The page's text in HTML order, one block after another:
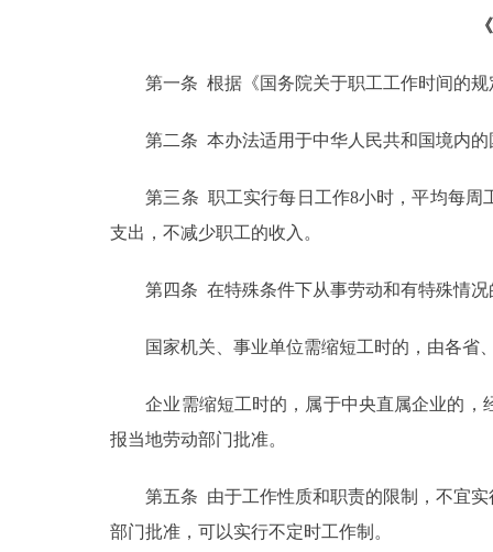
第一条 根据《国务院关于职工工作时间的规
第二条 本办法适用于中华人民共和国境内的
第三条 职工实行每日工作8小时，平均每周工
支出，不减少职工的收入。
第四条 在特殊条件下从事劳动和有特殊情况
国家机关、事业单位需缩短工时的，由各省、
企业需缩短工时的，属于中央直属企业的，
报当地劳动部门批准。
第五条 由于工作性质和职责的限制，不宜实
部门批准，可以实行不定时工作制。